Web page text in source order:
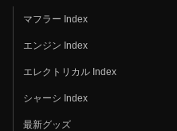
マフラー Index
エンジン Index
エレクトリカル Index
シャーシ Index
最新グッズ